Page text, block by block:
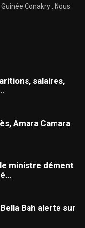
Conakry . Nous
salaires,
Amara Camara
ministre dément
Bah alerte sur